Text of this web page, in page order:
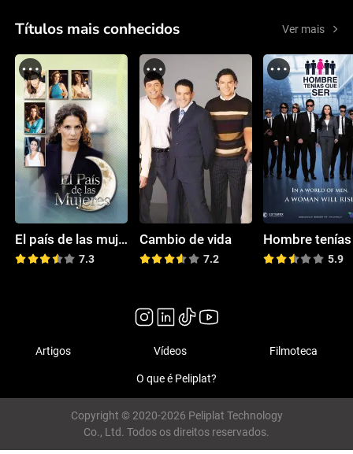
Títulos mais conhecidos Ver mais
El país de las mujeres
7.3
Cambio de vida
7.2 5.9
Artigos Vídeos Filmoteca
O que é Peliplat?
Copyright © 2020-2026 Peliplat Technology
Co., Ltd. Todos os direitos reservados.